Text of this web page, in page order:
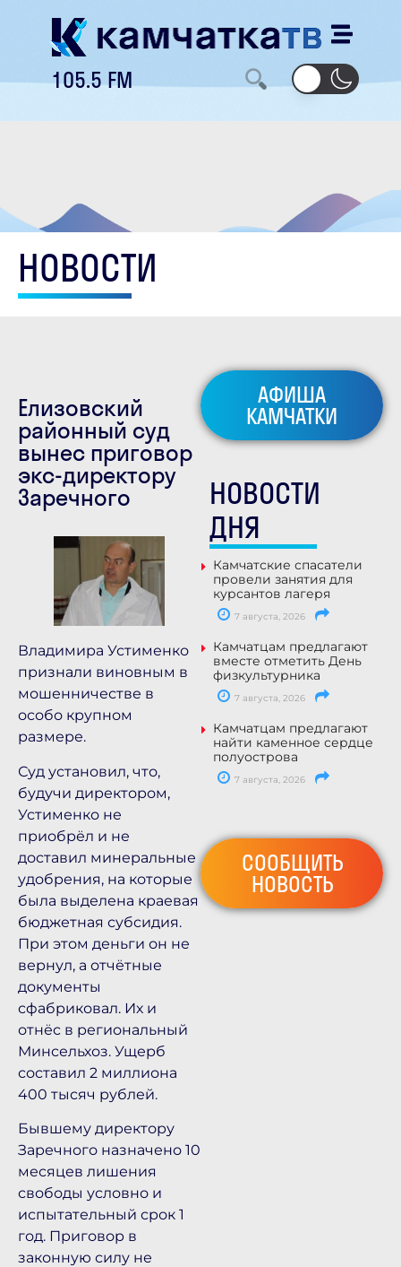
105.5 FM
НОВОСТИ
Елизовский
районный суд
вынес приговор
экс-директору
Заречного
Владимира Устименко
признали виновным в
мошенничестве в
особо крупном
размере.
Суд установил, что,
будучи директором,
Устименко не
приобрёл и не
доставил минеральные
удобрения, на которые
была выделена краевая
бюджетная субсидия.
При этом деньги он не
вернул, а отчётные
документы
сфабриковал. Их и
отнёс в региональный
Минсельхоз. Ущерб
составил 2 миллиона
400 тысяч рублей.
Бывшему директору
Заречного назначено 10
месяцев лишения
свободы условно и
испытательный срок 1
год. Приговор в
законную силу не
АФИША
КАМЧАТКИ
НОВОСТИ
ДНЯ
Камчатские спасатели
провели занятия для
курсантов лагеря
7 августа, 2026
Камчатцам предлагают
вместе отметить День
физкультурника
7 августа, 2026
Камчатцам предлагают
найти каменное сердце
полуострова
7 августа, 2026
СООБЩИТЬ
НОВОСТЬ